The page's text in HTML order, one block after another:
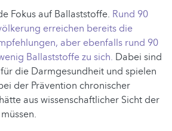
Fokus auf Ballaststoffe. Rund 90
erreichen bereits die
aber ebenfalls rund 90
Ballaststoffe zu sich. Dabei sind
die Darmgesundheit und spielen
der Prävention chronischer
aus wissenschaftlicher Sicht der